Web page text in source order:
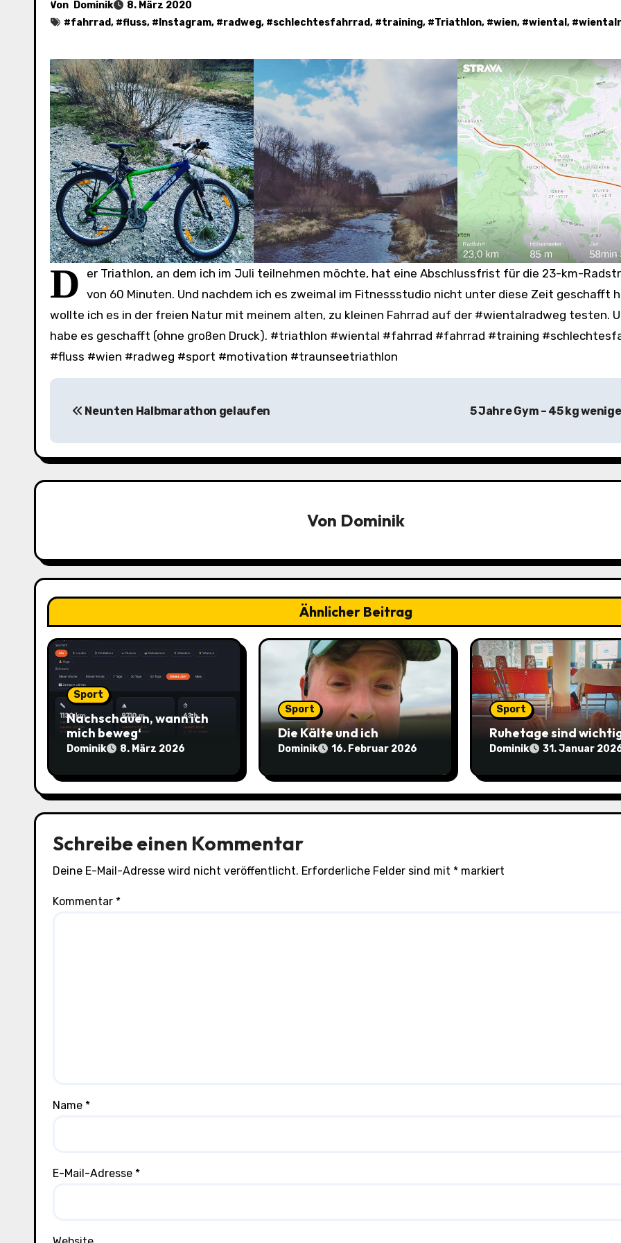
Von Dominik
8. März 2020
#fahrrad, #fluss, # Instagram, #radweg, #schlechtesfahrrad, #training, #Triathlon, #wien, #wiental , #
D
er Triathlon, an dem ich im Juli teilnehmen möchte, hat eine Abschlussfrist für die 23-km-
von 60 Minuten. Und nachdem ich es zweimal im Fitnessstudio nicht unter diese Zeit geschafft
wollte ich es in der freien Natur mit meinem alten, zu kleinen Fahrrad auf der #wientalradweg testen.
habe es geschafft (ohne großen Druck). #triathlon #wiental #fahrrad #fahrrad #training
#fluss #wien #radweg #sport #motivation #traunseetriathlon
B
i
t
g
s
n
a
v
g
t
i
o
n
Neunten Halbmarathon gelaufen 5 Jahre Gym – 45 kg
Von Dominik
Ähnlicher Beitrag
Sport
Nachschauen, wann ich
mich beweg‘
Dominik 8. März 2026
Sport
Die Kälte und ich
Dominik 16. Februar 2026
Sport
Ruhetage sind
Dominik 31. Januar
Schreibe einen Kommentar
Deine E-Mail-Adresse wird nicht veröffentlicht. Erforderliche Felder sind mit * markiert
Kommentar *
Name *
E-Mail-Adresse *